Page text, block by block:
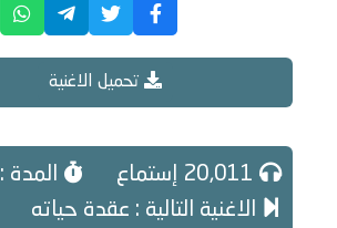
تحميل الاغنية
المدة :
الاغنية التالية : عقدة حياته